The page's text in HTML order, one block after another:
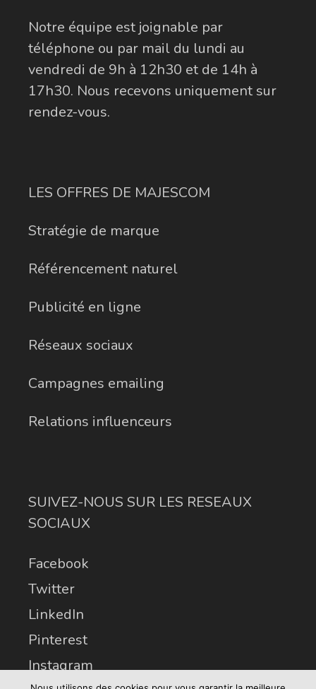
Notre équipe est joignable par
téléphone ou par mail du lundi au
vendredi de 9h à 12h30 et de 14h à
17h30. Nous recevons uniquement sur
rendez-vous.
LES OFFRES DE MAJESCOM
Stratégie de marque
Référencement naturel
Publicité en ligne
Réseaux sociaux
Campagnes emailing
Relations influenceurs
SUIVEZ-NOUS SUR LES RESEAUX
SOCIAUX
Facebook
Twitter
LinkedIn
Pinterest
Instagram